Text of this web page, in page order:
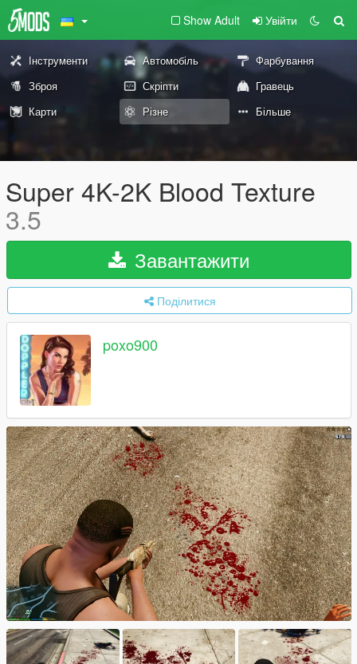
Show Adult Увійти
Інструменти Автомобіль
Фарбування
Зброя
Скріпти
Гравець
Карти
Різне Більше
Super 4K-2K Blood Texture
3.5
Завантажити
Поділитися
poxo900